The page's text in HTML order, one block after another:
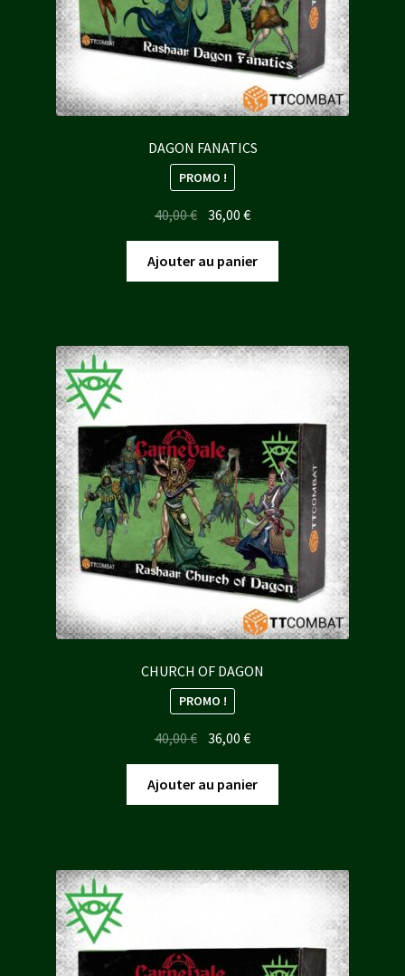
DAGON FANATICS
PROMO !
40,00€ Le
initial
était :
36,00€Le
actuel
est :
Ajouter au panier
CHURCH OF DAGON
PROMO !
40,00€ Le
prix
initial
était :
36,00€Le
prix
actuel
est :
Ajouter au panier